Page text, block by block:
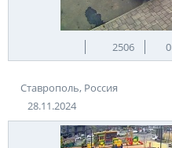
2506 0
Ставрополь, Россия
28.11.2024